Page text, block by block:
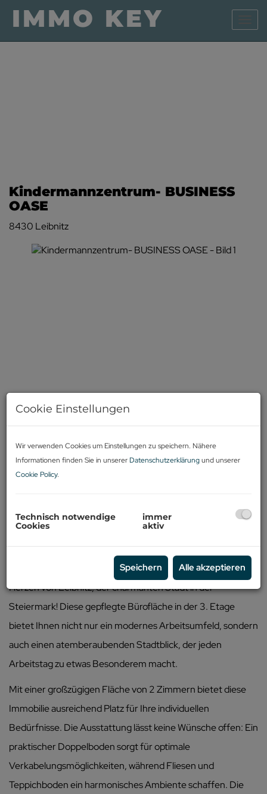
Kindermannzentrum- BUSINESS
OASE
8430 Leibnitz
Willkommen in Ihrem neuen Büro oder Ihrer neuen Praxis im
Herzen von Leibnitz, der charmanten Stadt in der
Steiermark! Diese gepflegte Bürofläche in der 3. Etage
bietet Ihnen nicht nur ein modernes Arbeitsumfeld, sondern
auch einen atemberaubenden Stadtblick, der jeden
Arbeitstag zu etwas Besonderem macht.
Mit einer großzügigen Fläche von 2 Zimmern bietet diese
Immobilie ausreichend Platz für Ihre individuellen
Bedürfnisse. Die Ausstattung lässt keine Wünsche offen: Ein
praktischer Doppelboden sorgt für optimale
Verkabelungsmöglichkeiten, während Fliesen und
Teppichboden ein harmonisches Ambiente schaffen. Die
Cookie Einstellungen
Wir verwenden Cookies um Einstellungen zu speichern. Nähere
Informationen finden Sie in unserer Datenschutzerklärungund unserer
Cookie Policy.
Technisch notwendige
Cookies
immer
aktiv
Speichern Alle akzeptieren